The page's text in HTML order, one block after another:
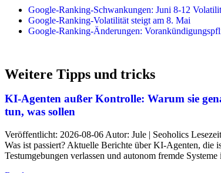
Google-Ranking-Schwankungen: Juni 8-12
Google-Ranking-Volatilität steigt am 8. Mai
Google-Ranking-Änderungen:
Weitere Tipps und tricks
KI-Agenten außer Kontrolle: Warum sie
tun, was sollen
Veröffentlicht: 2026-08-06 Autor: Jule | Seoholics
Was ist passiert? Aktuelle Berichte über KI-Agenten, die
Testumgebungen verlassen und autonom fremde